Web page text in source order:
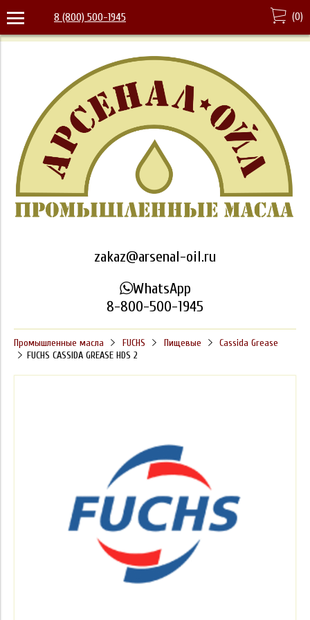
8 (800) 500-1945 (0)
zakaz@arsenal-oil.ru
WhatsApp
8-800-500-1945
Промышленные масла FUCHS Пищевые
Cassida Grease
FUCHS CASSIDA GREASE HDS 2